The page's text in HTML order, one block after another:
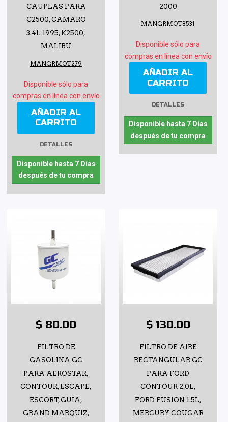
CAUPLAS PARA
C2500, CAMARO
3.4L 1995, K2500,
MALIBU
MANGRMOT279
Disponible sólo para
compras en línea con envío
AÑADIR AL
CARRITO
DETALLES
Disponible hasta 7 Días
después de tu compra
2000
MANGRMOT8531
Disponible sólo para
compras en línea con envío
AÑADIR AL
CARRITO
DETALLES
Disponible hasta 7 Días
después de tu compra
$ 80.00
FILTRO DE
GASOLINA GC
PARA AEROSTAR,
CONTOUR, ESCAPE,
ESCORT, GUIA,
GRAND MARQUIZ,
$ 130.00
FILTRO DE AIRE
RECTANGULAR GC
PARA FORD
CONTOUR 2.0L,
FORD FUSION 1.5L,
MERCURY COUGAR